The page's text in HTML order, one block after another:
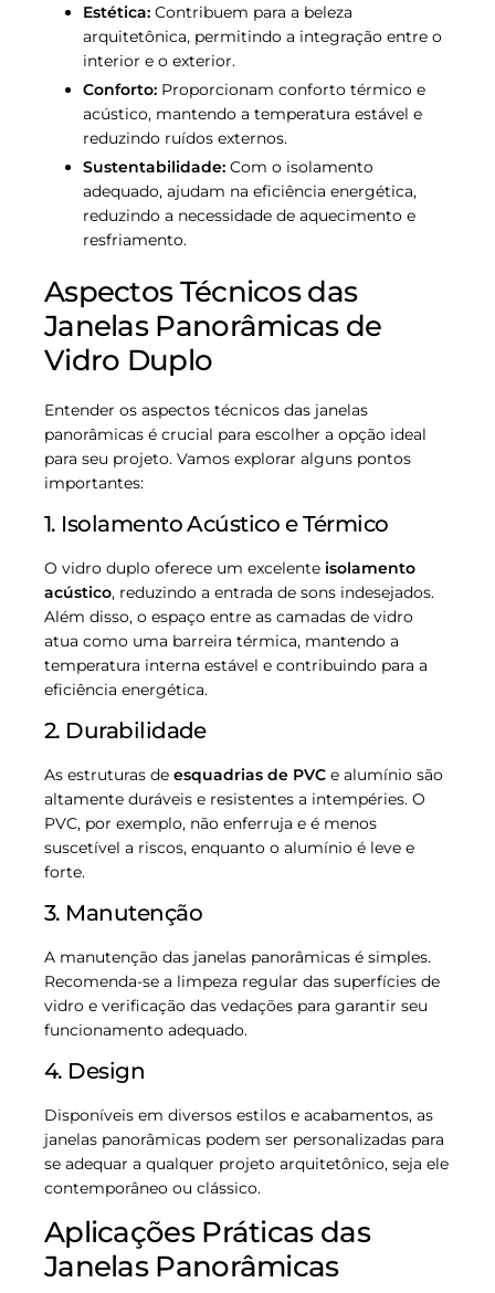
Estética: Contribuem para a beleza
arquitetônica, permitindo a integração entre o
interior e o exterior.
Conforto: Proporcionam conforto térmico e
acústico, mantendo a temperatura estável e
reduzindo ruídos externos.
Sustentabilidade: Com o isolamento
adequado, ajudam na eficiência energética,
reduzindo a necessidade de aquecimento e
resfriamento.
Aspectos Técnicos das
Janelas Panorâmicas de
Vidro Duplo
Entender os aspectos técnicos das janelas
panorâmicas é crucial para escolher a opção ideal
para seu projeto. Vamos explorar alguns pontos
importantes:
1. Isolamento Acústico e Térmico
O vidro duplo oferece um excelente isolamento
acústico, reduzindo a entrada de sons indesejados.
Além disso, o espaço entre as camadas de vidro
atua como uma barreira térmica, mantendo a
temperatura interna estável e contribuindo para a
eficiência energética.
2. Durabilidade
As estruturas de esquadrias de PVC e alumínio são
altamente duráveis e resistentes a intempéries. O
PVC, por exemplo, não enferruja e é menos
suscetível a riscos, enquanto o alumínio é leve e
forte.
3. Manutenção
A manutenção das janelas panorâmicas é simples.
Recomenda-se a limpeza regular das superfícies de
vidro e verificação das vedações para garantir seu
funcionamento adequado.
4. Design
Disponíveis em diversos estilos e acabamentos, as
janelas panorâmicas podem ser personalizadas para
se adequar a qualquer projeto arquitetônico, seja ele
contemporâneo ou clássico.
Aplicações Práticas das
Janelas Panorâmicas